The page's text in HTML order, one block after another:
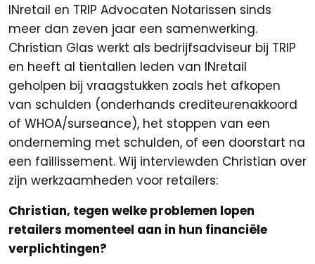
INretail en TRIP Advocaten Notarissen sinds
meer dan zeven jaar een samenwerking.
Christian Glas werkt als bedrijfsadviseur bij TRIP
en heeft al tientallen leden van INretail
geholpen bij vraagstukken zoals het afkopen
van schulden (onderhands crediteurenakkoord
of WHOA/surseance), het stoppen van een
onderneming met schulden, of een doorstart na
een faillissement. Wij interviewden Christian over
zijn werkzaamheden voor retailers:
Christian, tegen welke problemen lopen
retailers momenteel aan in hun financiële
verplichtingen?